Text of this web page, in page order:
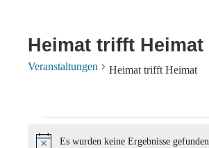
Heimat trifft Heimat
Veranstaltungen Heimat trifft Heimat
Veranstaltungen
Es wurden keine Ergebnisse gefunden.